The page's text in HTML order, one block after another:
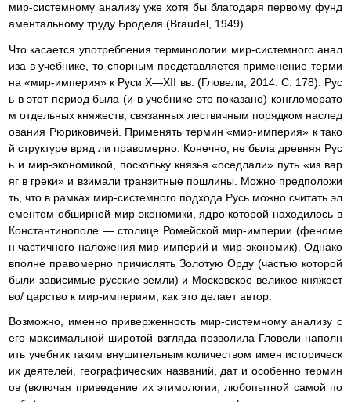
мир-системному анализу уже хотя бы благодаря первому фунд
аментальному труду Броделя (Braudel, 1949).
Что касается употребления терминологии мир-системного анал
иза в учебнике, то спорным представляется применение терми
на «мир-империя» к Руси X—XII вв. (Гловели, 2014. С. 178). Рус
ь в этот период была (и в учебнике это показано) конгломерато
м отдельных княжеств, связанных лествичным порядком наслед
ования Рюриковичей. Применять термин «мир-империя» к тако
й структуре вряд ли правомерно. Конечно, не была древняя Рус
ь и мир-экономикой, поскольку князья «оседлали» путь «из вар
яг в греки» и взимали транзитные пошлины. Можно предположи
ть, что в рамках мир-системного подхода Русь можно считать эл
ементом обширной мир-экономики, ядро которой находилось в
Константинополе — столице Ромейской мир-империи (феноме
н частичного наложения мир-империй и мир-экономик). Однако
вполне правомерно причислять Золотую Орду (частью которой
были зависимые русские земли) и Московское великое княжест
во/ царство к мир-империям, как это делает автор.
Возможно, именно приверженность мир-системному анализу с
его максимальной широтой взгляда позволила Гловели наполн
ить учебник таким внушительным количеством имен историческ
их деятелей, географических названий, дат и особенно термин
ов (включая приведение их этимологии, любопытной самой по